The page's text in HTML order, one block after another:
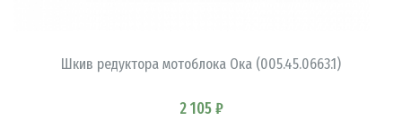
Шкив редуктора мотоблока Ока (005.45.0663.1)
2 105 ₽